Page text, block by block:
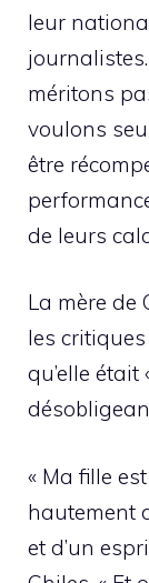
leur
méritons
voulons
être
de leurs
La mère de
les
qu’elle
« Ma fille
hautement
et d’un